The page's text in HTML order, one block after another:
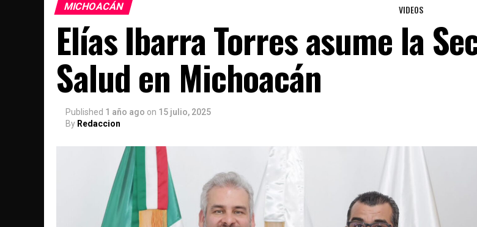
VIDEOS
MICHOACÁN
Elías Ibarra Torres asume la
Salud en Michoacán
Published 1 año ago on 15 julio, 2025
By Redaccion